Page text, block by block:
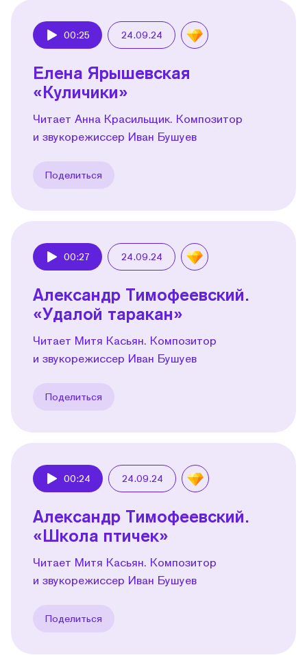
00:25 24.09.24
Елена Ярышевская
«Куличики»
Читает Анна Красильщик. Композитор
и звукорежиссер Иван Бушуев
Поделиться
00:27 24.09.24
Александр Тимофеевский.
«Удалой таракан»
Читает Митя Касьян. Композитор
и звукорежиссер Иван Бушуев
Поделиться
00:24 24.09.24
Александр Тимофеевский.
«Школа птичек»
Читает Митя Касьян. Композитор
и звукорежиссер Иван Бушуев
Поделиться